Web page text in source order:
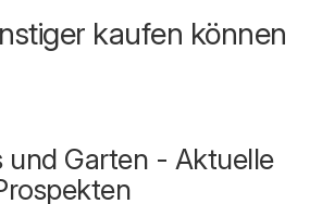
kaufen können
und Garten - Aktuelle